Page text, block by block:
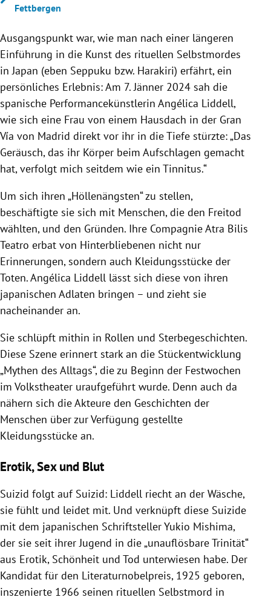
Fettbergen
Ausgangspunkt war, wie man nach einer längeren
Einführung in die Kunst des rituellen Selbstmordes
in Japan (eben Seppuku bzw. Harakiri) erfährt, ein
persönliches Erlebnis: Am 7. Jänner 2024 sah die
spanische Performancekünstlerin Angélica Liddell,
wie sich eine Frau von einem Hausdach in der Gran
Vía von Madrid direkt vor ihr in die Tiefe stürzte: „Das
Geräusch, das ihr Körper beim Aufschlagen gemacht
hat, verfolgt mich seitdem wie ein Tinnitus.“
Um sich ihren „Höllenängsten“ zu stellen,
beschäftigte sie sich mit Menschen, die den Freitod
wählten, und den Gründen. Ihre Compagnie Atra Bilis
Teatro erbat von Hinterbliebenen nicht nur
Erinnerungen, sondern auch Kleidungsstücke der
Toten. Angélica Liddell lässt sich diese von ihren
japanischen Adlaten bringen – und zieht sie
nacheinander an.
Sie schlüpft mithin in Rollen und Sterbegeschichten.
Diese Szene erinnert stark an die Stückentwicklung
„Mythen des Alltags“, die zu Beginn der Festwochen
im Volkstheater uraufgeführt wurde. Denn auch da
nähern sich die Akteure den Geschichten der
Menschen über zur Verfügung gestellte
Kleidungsstücke an.
Erotik, Sex und Blut
Suizid folgt auf Suizid: Liddell riecht an der Wäsche,
sie fühlt und leidet mit. Und verknüpft diese Suizide
mit dem japanischen Schriftsteller Yukio Mishima,
der sie seit ihrer Jugend in die „unauflösbare Trinität“
aus Erotik, Schönheit und Tod unterwiesen habe. Der
Kandidat für den Literaturnobelpreis, 1925 geboren,
inszenierte 1966 seinen rituellen Selbstmord in